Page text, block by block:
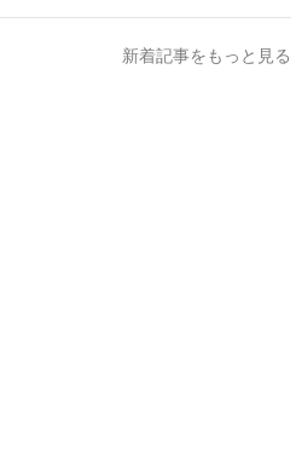
新着記事をもっと見る